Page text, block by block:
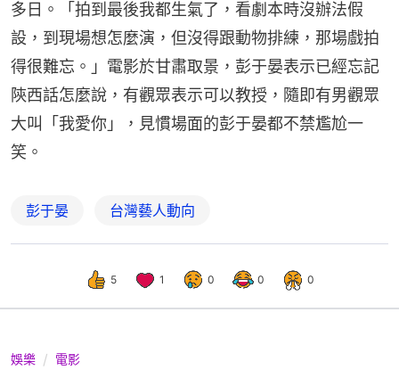
多日。「拍到最後我都生氣了，看劇本時沒辦法假
設，到現場想怎麼演，但沒得跟動物排練，那場戲拍
得很難忘。」電影於甘肅取景，彭于晏表示已經忘記
陝西話怎麼說，有觀眾表示可以教授，隨即有男觀眾
大叫「我愛你」，見慣場面的彭于晏都不禁尷尬一
笑。
彭于晏 台灣藝人動向
5 1 0 0 0
娛樂 電影